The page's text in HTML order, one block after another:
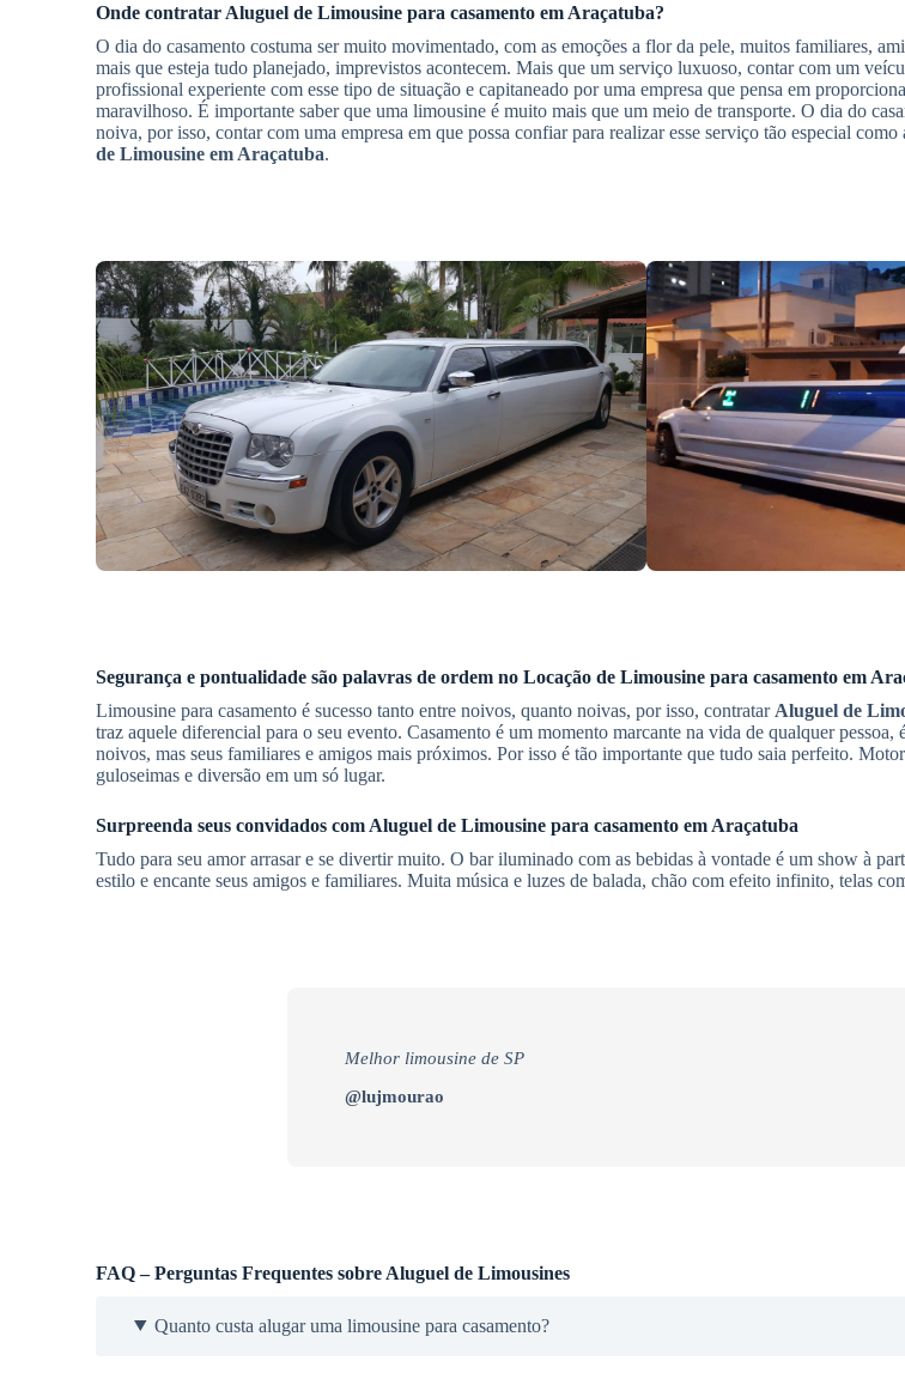
Onde contratar Aluguel de Limousine para casamento em Araçatuba?
O dia do casamento costuma ser muito movimentado, com as emoções a flor da pele, muitos familiares,
mais que esteja tudo planejado, imprevistos acontecem. Mais que um serviço luxuoso, contar com um
profissional experiente com esse tipo de situação e capitaneado por uma empresa que pensa em
maravilhoso. É importante saber que uma limousine é muito mais que um meio de transporte. O dia do
noiva, por isso, contar com uma empresa em que possa confiar para realizar esse serviço tão especial
de Limousine em Araçatuba.
Segurança e pontualidade são palavras de ordem no Locação de Limousine para casamento em
Limousine para casamento é sucesso tanto entre noivos, quanto noivas, por isso, contratar Aluguel de
traz aquele diferencial para o seu evento. Casamento é um momento marcante na vida de qualquer pessoa,
noivos, mas seus familiares e amigos mais próximos. Por isso é tão importante que tudo saia perfeito.
guloseimas e diversão em um só lugar.
Surpreenda seus convidados com Aluguel de Limousine para casamento em Araçatuba
Tudo para seu amor arrasar e se divertir muito. O bar iluminado com as bebidas à vontade é um show à
estilo e encante seus amigos e familiares. Muita música e luzes de balada, chão com efeito infinito, telas
Melhor limousine de SP
@lujmourao
FAQ – Perguntas Frequentes sobre Aluguel de Limousines
Quanto custa alugar uma limousine para casamento?